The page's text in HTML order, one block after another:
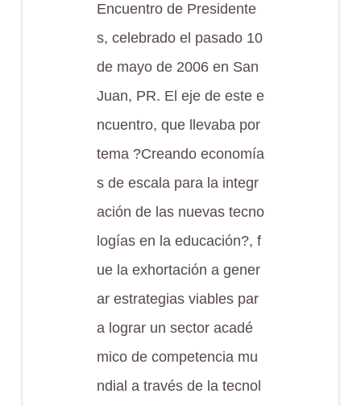
Encuentro de Presidente
s, celebrado el pasado 10
de mayo de 2006 en San
Juan, PR. El eje de este e
ncuentro, que llevaba por
tema ?Creando economía
s de escala para la integr
ación de las nuevas tecno
logías en la educación?, f
ue la exhortación a gener
ar estrategias viables par
a lograr un sector acadé
mico de competencia mu
ndial a través de la tecnol